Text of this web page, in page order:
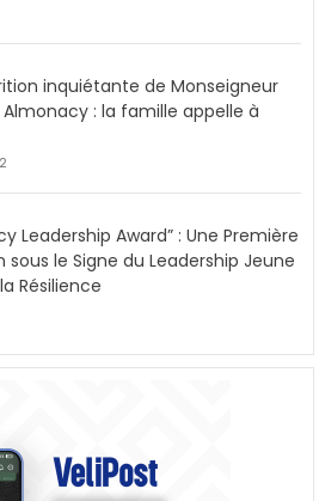
inquiétante de Monseigneur
Almonacy : la famille appelle à
2
Leadership Award” : Une Première
sous le Signe du Leadership Jeune
Résilience